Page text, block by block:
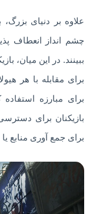
علاوه بر دنیای
چشم انداز انعطاف
ببینند. در این میان،
برای مقابله با هر
برای مبارزه
بازیکنان برای
برای جمع آوری منابع